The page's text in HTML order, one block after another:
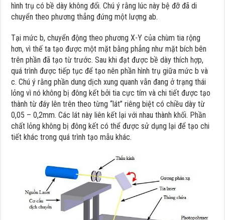
hình trụ có bề dày không đổi. Chú ý rằng lúc này bệ đỡ đã di
chuyển theo phương thẳng đứng một lượng ab.
Tại mức b, chuyển động theo phương X-Y của chùm tia rộng
hơn, vì thế ta tạo được một mặt bằng phẳng như mặt bích bên
trên phần đã tạo từ trước. Sau khi đạt được bề dày thích hợp,
quá trình được tiếp tục để tạo nên phần hình trụ giữa mức b và
c. Chú ý rằng phần dung dịch xung quanh vẫn đang ở trạng thái
lỏng vì nó không bị đông kết bởi tia cực tím và chi tiết được tạo
thành từ đáy lên trên theo từng “lát” riêng biệt có chiều dày từ
0,05 – 0,2mm. Các lát này liên kết lại với nhau thành khối. Phần
chất lỏng không bị đông kết có thể được sử dụng lại để tạo chi
tiết khác trong quá trình tạo mẫu khác.